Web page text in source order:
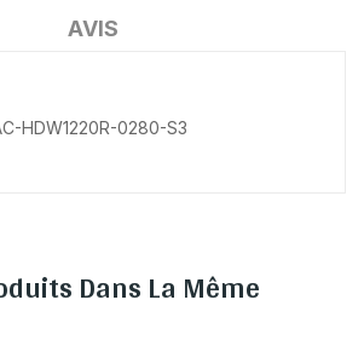
AVIS
HDW1220R-0280-S3
Dans La Même